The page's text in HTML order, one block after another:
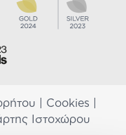
Cookies
Ιστοχώρου